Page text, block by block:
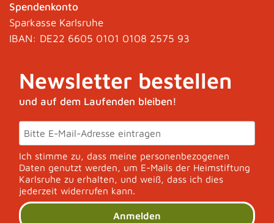
Spendenkonto
Sparkasse Karlsruhe
IBAN: DE22 6605 0101 0108 2575 93
Newsletter bestellen
und auf dem Laufenden bleiben!
Ich stimme zu, dass meine personenbezogenen
Daten genutzt werden, um E-Mails der Heimstiftung
Karlsruhe zu erhalten, und weiß, dass ich dies
jederzeit widerrufen kann.
Anmelden